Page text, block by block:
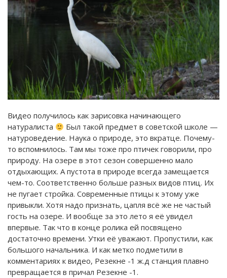
Видео получилось как зарисовка начинающего
натуралиста
Был такой предмет в советской школе —
натуроведение. Наука о природе, это вкратце. Почему-
то вспомнилось. Там мы тоже про птичек говорили, про
природу. На озере в этот сезон совершенно мало
отдыхающих. А пустота в природе всегда замещается
чем-то. Соответственно больше разных видов птиц. Их
не пугает стройка. Современные птицы к этому уже
привыкли. Хотя надо признать, цапля всё же не частый
гость на озере. И вообще за это лето я её увидел
впервые. Так что в конце ролика ей посвящено
достаточно времени. Утки её уважают. Пропустили, как
большого начальника. И как метко подметили в
комментариях к видео, Резекне -1 ж.д станция плавно
превращается в причал Резекне -1.